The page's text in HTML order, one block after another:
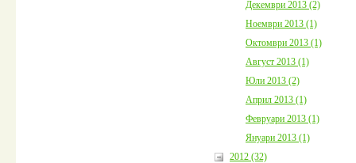
Декември 2013 (2)
Ноември 2013 (1)
Октомври 2013 (1)
Август 2013 (1)
Юли 2013 (2)
Април 2013 (1)
Февруари 2013 (1)
Януари 2013 (1)
2012 (32)